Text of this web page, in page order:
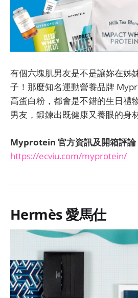
有個六塊肌男友是不是讓妳在姊
子！那麼知名運動營養品牌
高蛋白粉，都會是不錯的生日禮
男友，鍛鍊出既健康又養眼的身
Myprotein 官方資訊及開箱評論
https://ecviu.com/myprotein/
Hermès 愛馬仕